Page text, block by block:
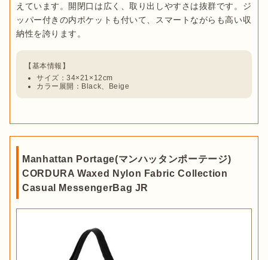
えています。開閉口は広く、取り出しやすさは抜群です。ジ
ッパー付きの内ポケットも付いて、スマートながらも高い収
サイズ：34×21×12cm
カラー展開：Black、Beige
Manhattan Portage(マンハッタンポーテージ)
CORDURA Waxed Nylon Fabric Collection
Casual MessengerBag JR